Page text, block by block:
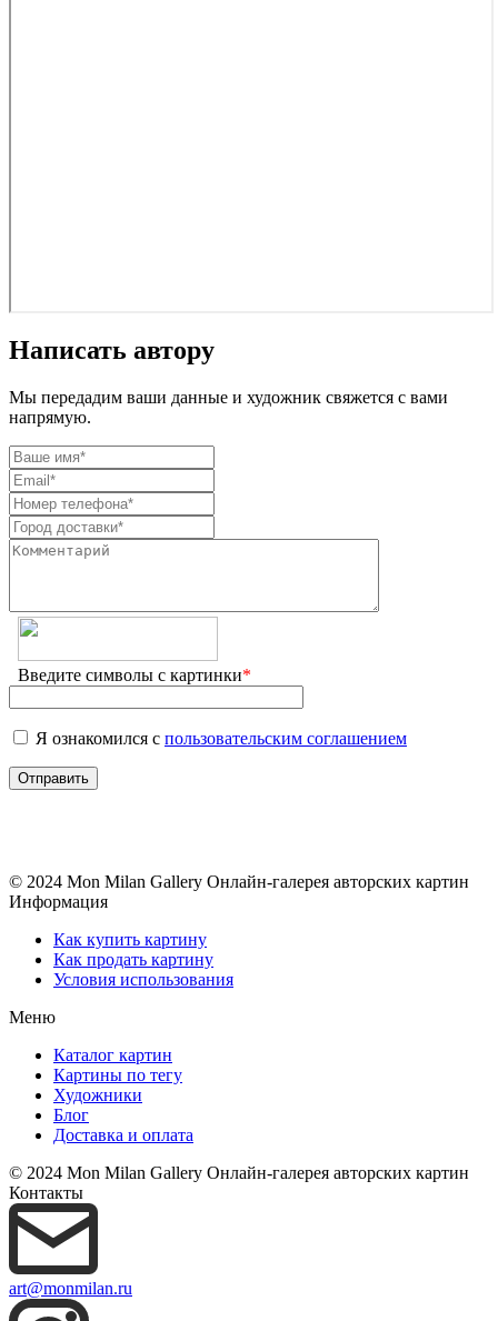
Написать автору
Мы передадим ваши данные и художник свяжется с вами
напрямую.
Введите символы с картинки*
Я ознакомился с пользовательским соглашением
© 2024 Mon Milan Gallery Онлайн-галерея авторских картин
Информация
Как купить картину
Как продать картину
Условия использования
Меню
Каталог картин
Картины по тегу
Художники
Блог
Доставка и оплата
© 2024 Mon Milan Gallery Онлайн-галерея авторских картин
Контакты
art@monmilan.ru